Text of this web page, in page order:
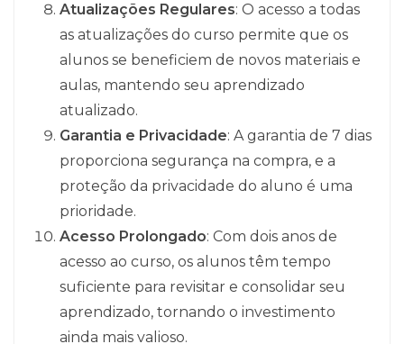
Atualizações Regulares: O acesso a todas
as atualizações do curso permite que os
alunos se beneficiem de novos materiais e
aulas, mantendo seu aprendizado
atualizado.
Garantia e Privacidade: A garantia de 7 dias
proporciona segurança na compra, e a
proteção da privacidade do aluno é uma
prioridade.
Acesso Prolongado: Com dois anos de
acesso ao curso, os alunos têm tempo
suficiente para revisitar e consolidar seu
aprendizado, tornando o investimento
ainda mais valioso.